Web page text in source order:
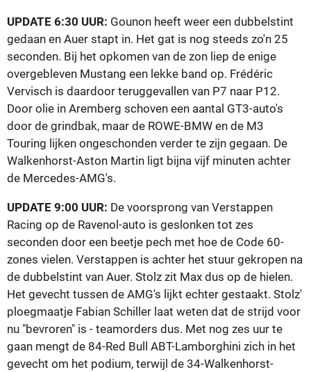
UPDATE 6:30 UUR: Gounon heeft weer een dubbelstint
gedaan en Auer stapt in. Het gat is nog steeds zo'n 25
seconden. Bij het opkomen van de zon liep de enige
overgebleven Mustang een lekke band op. Frédéric
Vervisch is daardoor teruggevallen van P7 naar P12.
Door olie in Aremberg schoven een aantal GT3-auto's
door de grindbak, maar de ROWE-BMW en de M3
Touring lijken ongeschonden verder te zijn gegaan. De
Walkenhorst-Aston Martin ligt bijna vijf minuten achter
de Mercedes-AMG's.
UPDATE 9:00 UUR: De voorsprong van Verstappen
Racing op de Ravenol-auto is geslonken tot zes
seconden door een beetje pech met hoe de Code 60-
zones vielen. Verstappen is achter het stuur gekropen na
de dubbelstint van Auer. Stolz zit Max dus op de hielen.
Het gevecht tussen de AMG's lijkt echter gestaakt. Stolz'
ploegmaatje Fabian Schiller laat weten dat de strijd voor
nu "bevroren" is - teamorders dus. Met nog zes uur te
gaan mengt de 84-Red Bull ABT-Lamborghini zich in het
gevecht om het podium, terwijl de 34-Walkenhorst-